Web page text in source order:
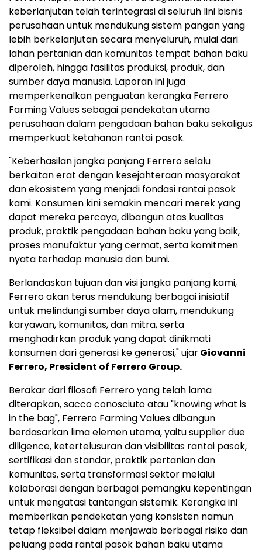
keberlanjutan telah terintegrasi di seluruh lini bisnis
perusahaan untuk mendukung sistem pangan yang
lebih berkelanjutan secara menyeluruh, mulai dari
lahan pertanian dan komunitas tempat bahan baku
diperoleh, hingga fasilitas produksi, produk, dan
sumber daya manusia. Laporan ini juga
memperkenalkan penguatan kerangka Ferrero
Farming Values sebagai pendekatan utama
perusahaan dalam pengadaan bahan baku sekaligus
memperkuat ketahanan rantai pasok.
"Keberhasilan jangka panjang Ferrero selalu
berkaitan erat dengan kesejahteraan masyarakat
dan ekosistem yang menjadi fondasi rantai pasok
kami. Konsumen kini semakin mencari merek yang
dapat mereka percaya, dibangun atas kualitas
produk, praktik pengadaan bahan baku yang baik,
proses manufaktur yang cermat, serta komitmen
nyata terhadap manusia dan bumi.
Berlandaskan tujuan dan visi jangka panjang kami,
Ferrero akan terus mendukung berbagai inisiatif
untuk melindungi sumber daya alam, mendukung
karyawan, komunitas, dan mitra, serta
menghadirkan produk yang dapat dinikmati
konsumen dari generasi ke generasi," ujarGiovanni
Ferrero, President of Ferrero Group.
Berakar dari filosofi Ferrero yang telah lama
diterapkan, sacco conosciuto atau "knowing what is
in the bag", Ferrero Farming Values dibangun
berdasarkan lima elemen utama, yaitu supplier due
diligence, ketertelusuran dan visibilitas rantai pasok,
sertifikasi dan standar, praktik pertanian dan
komunitas, serta transformasi sektor melalui
kolaborasi dengan berbagai pemangku kepentingan
untuk mengatasi tantangan sistemik. Kerangka ini
memberikan pendekatan yang konsisten namun
tetap fleksibel dalam menjawab berbagai risiko dan
peluang pada rantai pasok bahan baku utama